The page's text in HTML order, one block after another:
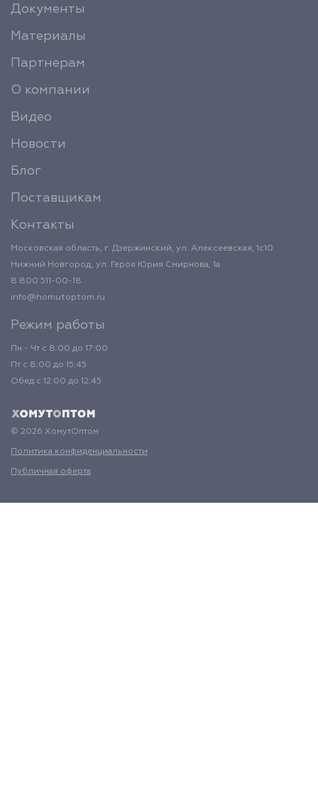
Документы
Материалы
Партнерам
О компании
Видео
Новости
Блог
Поставщикам
Контакты
Московская область, г. Дзержинский, ул. Алексеевская, 1с10
Нижний Новгород, ул. Героя Юрия Смирнова, 1а
8 800 511-00-18
info@homutoptom.ru
Режим работы
Пн - Чт с 8:00 до 17:00
Пт с 8:00 до 15:45
Обед с 12:00 до 12:45
© 2026 ХомутОптом
Политика конфиденциальности
Публичная оферта